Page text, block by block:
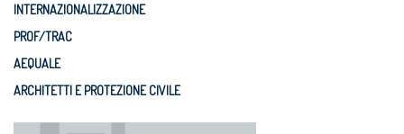
INTERNAZIONALIZZAZIONE
PROF/TRAC
AEQUALE
ARCHITETTI E PROTEZIONE CIVILE